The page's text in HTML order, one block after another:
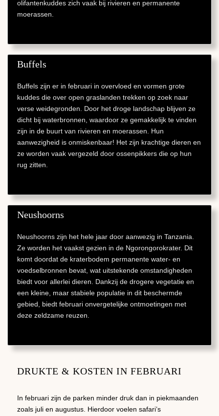
olifantenkuddes zich vaak bij rivieren en permanente
moerassen.
Buffels
Buffels zijn er in februari in overvloed en vormen grote
kuddes die over open graslanden trekken op zoek naar
verse weidegronden. Door het droge landschap blijven ze
dicht bij waterbronnen, waardoor ze gemakkelijk te vinden
zijn in de buurt van rivieren en moerassen. Hun
aanwezigheid is onmiskenbaar! Het zijn krachtige dieren en
ze worden vaak vergezeld door ossenpikkers die op hun
rug zitten.
Neushoorns
Neushoorns zijn het hele jaar door aanwezig in Tanzania.
Ze worden het vaakst gezien in de Ngorongorokrater. Dit
komt doordat de kraterbodem permanente water- en
voedselbronnen bevat, wat uitstekende omstandigheden
biedt voor allerlei dieren. Dankzij de drogere vegetatie en
een kleine, maar stabiele populatie in dit beschermde
gebied, biedt februari onvergetelijke ontmoetingen met
deze zeldzame reuzen.
DRUKTE & KOSTEN IN FEBRUARI
In februari zijn de parken minder druk dan in piekmaanden
zoals juli en augustus. Hierdoor voelen safari’s